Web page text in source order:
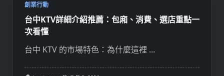
創業行動
台中KTV詳細介紹推薦：包廂、消費、選店重點一
次看懂
台中 KTV 的市場特色：為什麼這裡 ...